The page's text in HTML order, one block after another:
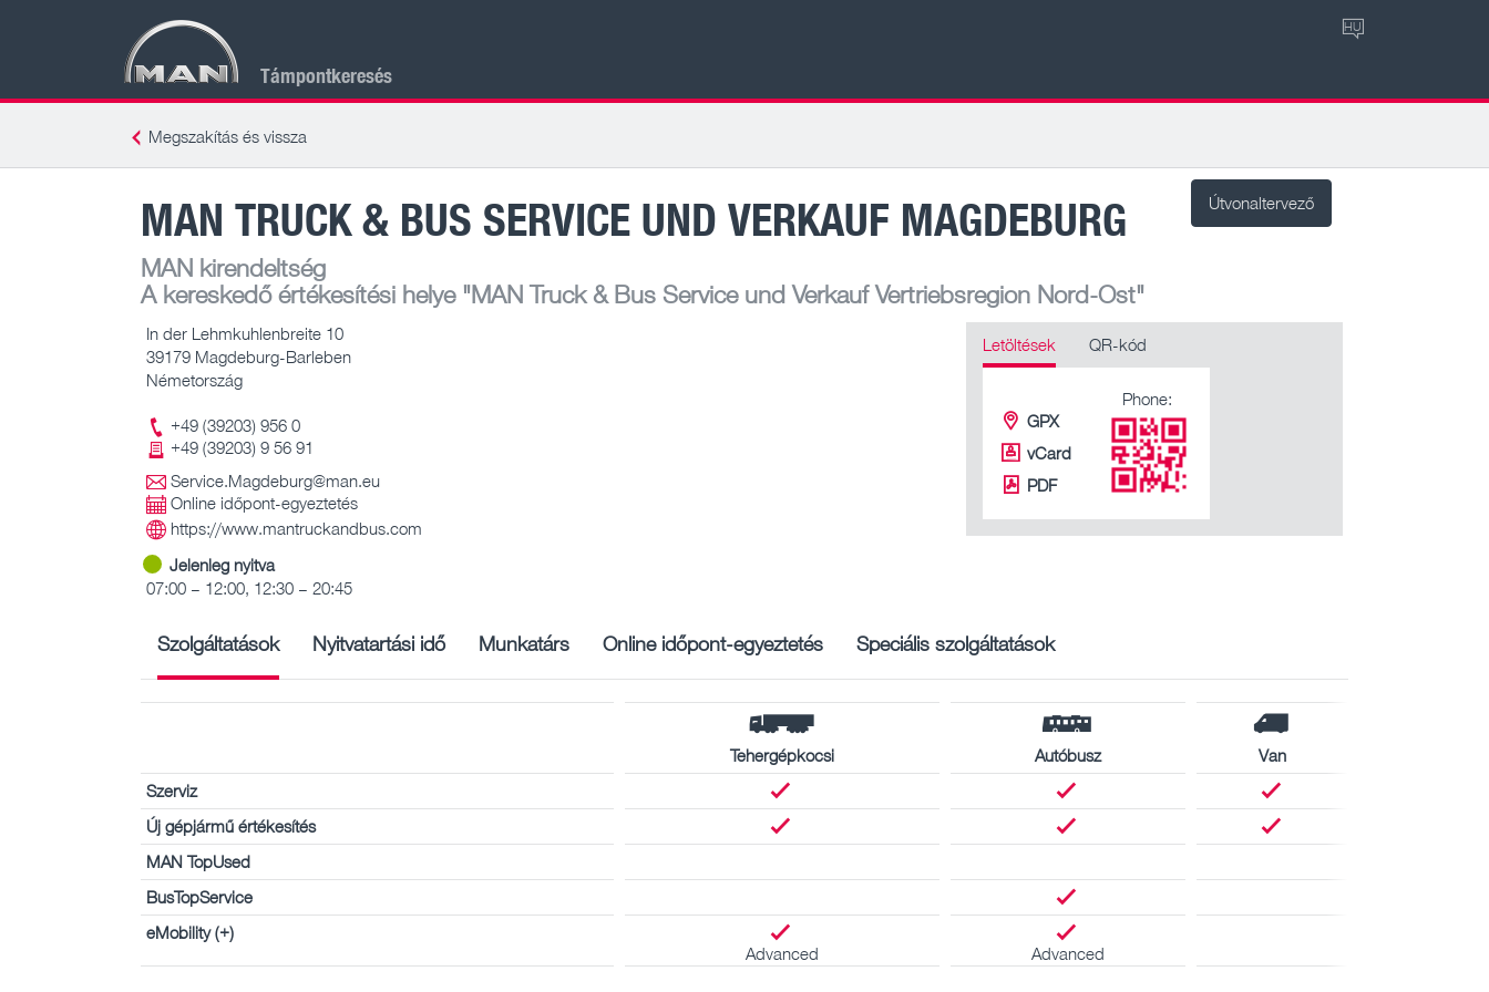
Támpontkeresés
HU
Megszakítás és vissza
Útvonaltervező
MAN TRUCK & BUS SERVICE UND VERKAUF MAGDEBURG
MAN kirendeltség
A kereskedő értékesítési helye"MAN Truck & Bus Service und Verkauf Vertriebsregion Nord-Ost"
In der Lehmkuhlenbreite 10
39179 Magdeburg-Barleben
Németország
+49 (39203) 956 0
+49 (39203) 9 56 91
Service.Magdeburg@man.eu
Online időpont-egyeztetés
https://www.mantruckandbus.com
Jelenleg nyitva
07:00 – 12:00, 12:30 – 20:45
Letöltések QR-kód
GPX
vCard
PDF
Phone:
Szolgáltatások Nyitvatartási idő Munkatárs Online időpont-egyeztetés Speciális szolgáltatások
Tehergépkocsi Autóbusz
Van
Szerviz
Új gépjármű értékesítés
MAN TopUsed
BusTopService
eMobility (+)
Advanced
Advanced